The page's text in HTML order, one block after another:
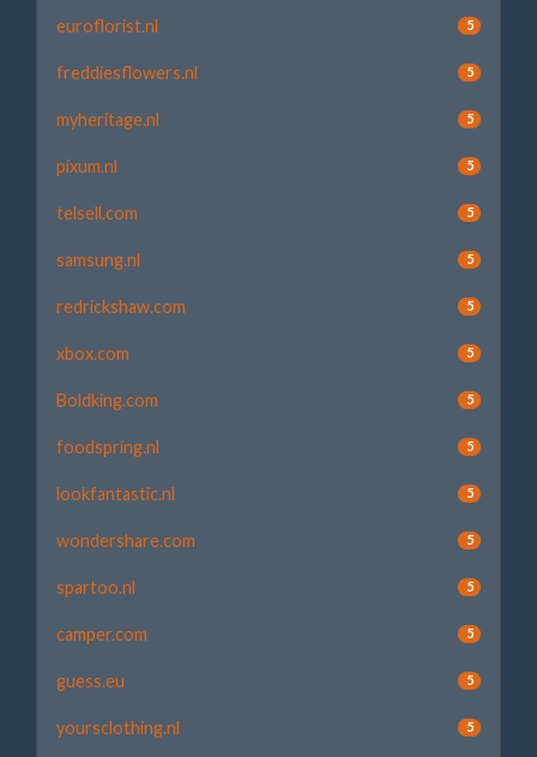
euroflorist.nl 5
freddiesflowers.nl 5
myheritage.nl 5
pixum.nl 5
telsell.com 5
samsung.nl 5
redrickshaw.com 5
xbox.com 5
Boldking.com 5
foodspring.nl 5
lookfantastic.nl 5
wondershare.com 5
spartoo.nl 5
camper.com 5
guess.eu 5
yoursclothing.nl 5